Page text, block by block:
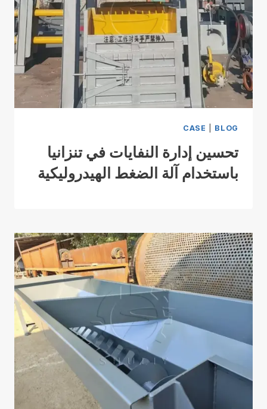
CASE BLOG
تحسين إدارة النفايات في تنزانيا
باستخدام آلة الضغط الهيدروليكية